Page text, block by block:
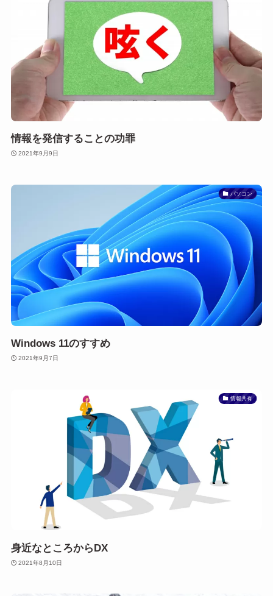
情報を発信することの功罪
2021年9月9日
パソコン
Windows 11のすすめ
2021年9月7日
情報共有
身近なところからDX
2021年8月10日